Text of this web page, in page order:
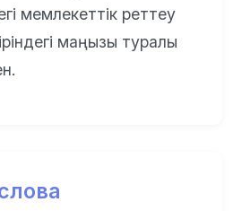
мемлекеттік реттеу
маңызы туралы